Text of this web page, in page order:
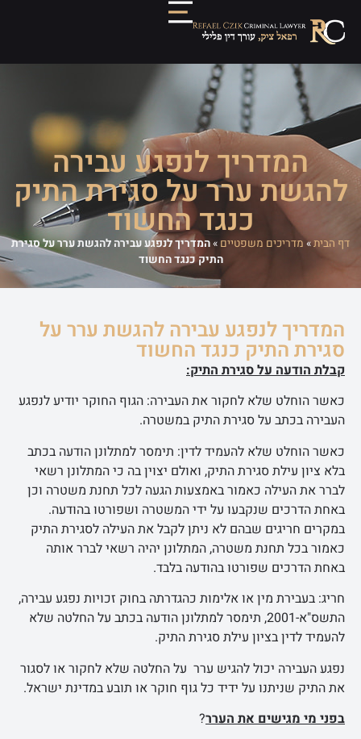
המדריך לנפגע עבירה
להגשת ערר על סגירת התיק
כנגד החשוד
דף הבית» מדריכים משפטיים »המדריך לנפגע עבירה להגשת ערר על סגירת
התיק כנגד החשוד
המדריך לנפגע עבירה להגשת ערר על
סגירת התיק כנגד החשוד
קבלת הודעה על סגירת התיק:
כאשר הוחלט שלא לחקור את העבירה: הגוף החוקר יודיע לנפגע
העבירה בכתב על סגירת התיק במשטרה.
כאשר הוחלט שלא להעמיד לדין: תימסר למתלונן הודעה בכתב
בלא ציון עילת סגירת התיק, ואולם יצוין בה כי המתלונן רשאי
לברר את העילה כאמור באמצעות הגעה לכל תחנת משטרה וכן
באחת הדרכים שנקבעו על ידי המשטרה ושפורטו בהודעה.
במקרים חריגים שבהם לא ניתן לקבל את העילה לסגירת התיק
כאמור בכל תחנת משטרה, המתלונן יהיה רשאי לברר אותה
באחת הדרכים שפורטו בהודעה בלבד.
חריג: בעבירת מין או אלימות כהגדרתה בחוק זכויות נפגע עבירה,
התשס"א-2001, תימסר למתלונן הודעה בכתב על החלטה שלא
להעמיד לדין בציון עילת סגירת התיק.
נפגע העבירה יכול להגיש ערר על החלטה שלא לחקור או לסגור
את התיק שניתנו על ידיד כל גוף חוקר או תובע במדינת ישראל.
בפני מי מגישים את הערר?